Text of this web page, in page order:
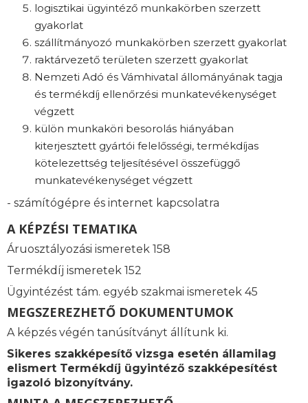
logisztikai ügyintéző munkakörben szerzett
gyakorlat
szállítmányozó munkakörben szerzett gyakorlat
raktárvezető területen szerzett gyakorlat
Nemzeti Adó és Vámhivatal állományának tagja
és termékdíj ellenőrzési munkatevékenységet
végzett
külön munkaköri besorolás hiányában
kiterjesztett gyártói felelősségi, termékdíjas
kötelezettség teljesítésével összefüggő
munkatevékenységet végzett
- számítógépre és internet kapcsolatra
A KÉPZÉSI TEMATIKA
Áruosztályozási ismeretek 158
Termékdíj ismeretek 152
Ügyintézést tám. egyéb szakmai ismeretek 45
MEGSZEREZHETŐ DOKUMENTUMOK
A képzés végén tanúsítványt állítunk ki.
Sikeres szakképesítő vizsga esetén államilag
elismert Termékdíj ügyintéző szakképesítést
igazoló bizonyítvány.